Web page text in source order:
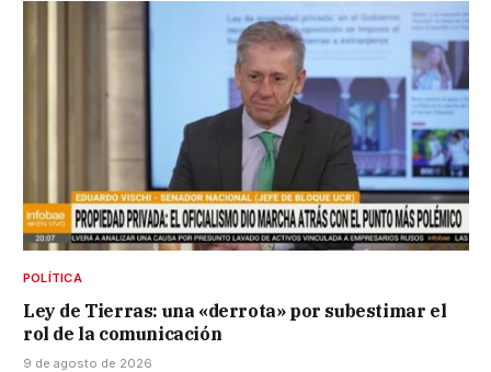
POLÍTICA
Ley de Tierras: una «derrota» por subestimar el
rol de la comunicación
9 de agosto de 2026